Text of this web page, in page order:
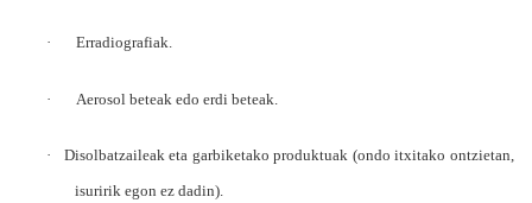
· Erradiografiak.
· Aerosol beteak edo erdi beteak.
·
Disolbatzaileak eta garbiketako produktuak (ondo itxitako ontzietan,
isuririk egon ez dadin).